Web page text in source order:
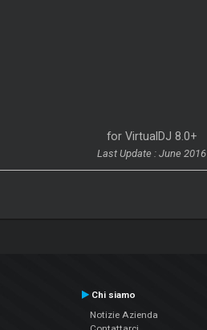
for VirtualDJ 8.0+
Last Update : June 2016
Chi siamo
Notizie Azienda